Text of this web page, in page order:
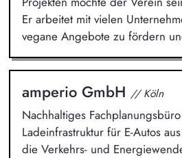
Er arbeitet mit vielen
vegane Angebote zu fördern
amperio GmbH // Köln
Nachhaltiges
Ladeinfrastruktur für E-Autos
die Verkehrs- und